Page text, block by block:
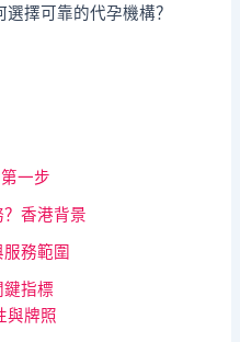
選擇可靠的代孕機構？
一步
香港背景
務範圍
指標
與牌照